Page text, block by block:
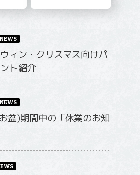
NEWS
ウィン・クリスマス向けパ
ト紹介
NEWS
盆)期間中の「休業のお知